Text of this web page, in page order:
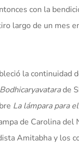
con la
largo de un mes
la continuidad
Bodhicaryavatarade
La lámpara para
de Carolina del
Amitabha y los